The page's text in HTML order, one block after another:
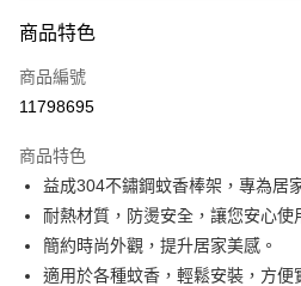
信用卡一次付款
超商取貨付款
Apple Pay
街口支付
全盈+PAY
商品特色
商品編號
11798695
商品特色
益成304不鏽鋼蚊香棒架，專為居
耐熱材質，防燙安全，讓您安心使
簡約時尚外觀，提升居家美感。
適用於各種蚊香，輕鬆安裝，方便